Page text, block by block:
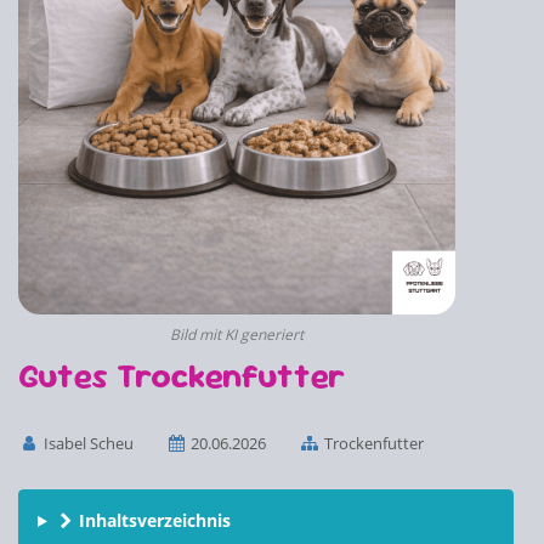
Bild mit KI generiert
Gutes Trockenfutter
Isabel Scheu 20.06.2026 Trockenfutter
Inhaltsverzeichnis